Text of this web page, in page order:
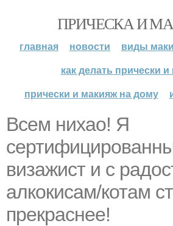
ПРИЧЕСКА И
главная новости
виды
как делать прически
прически и макияж на дому
Всем нихао! Я
визажист и с
алкокисам/котам
прекраснее!